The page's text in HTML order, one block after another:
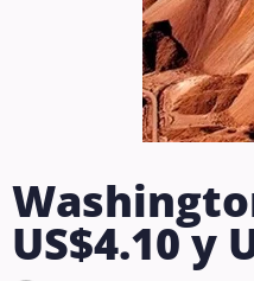
US$4.10 y